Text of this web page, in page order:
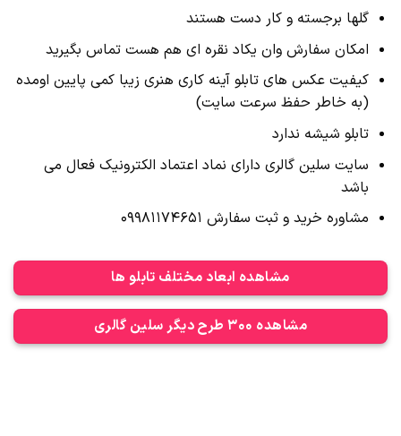
گلها برجسته و کار دست هستند
امکان سفارش وان یکاد نقره ای هم هست تماس بگیرید
کیفیت عکس های تابلو آینه کاری هنری زیبا کمی پایین اومده
(به خاطر حفظ سرعت سایت)
تابلو شیشه ندارد
سایت سلین گالری دارای نماد اعتماد الکترونیک فعال می
باشد
مشاوره خرید و ثبت سفارش 09981174651
مشاهده ابعاد مختلف تابلو ها
مشاهده 300 طرح دیگر سلین گالری